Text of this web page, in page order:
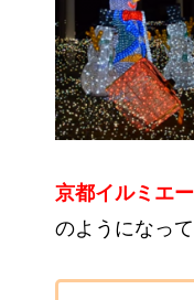
京都イルミエ
のようになって